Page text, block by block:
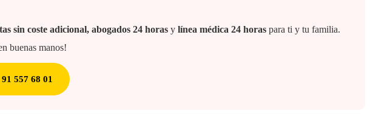
sin coste adicional, abogados 24 horas y línea médica 24 horas para ti y tu familia.
buenas manos!
91 557 68 01